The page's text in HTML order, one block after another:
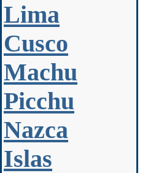
Lima
Cusco
Machu
Picchu
Nazca
Islas